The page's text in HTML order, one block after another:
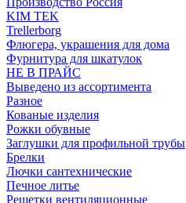
KIM TEK
Trellerborg
Флюгера, украшения для дома
Фурнитура для шкатулок
НЕ В ПРАЙС
Выведено из ассортимента
Разное
Кованые изделия
Рожки обувные
Заглушки для профильной трубы
Брелки
Лючки сантехнические
Печное литье
Решетки вентиляционные